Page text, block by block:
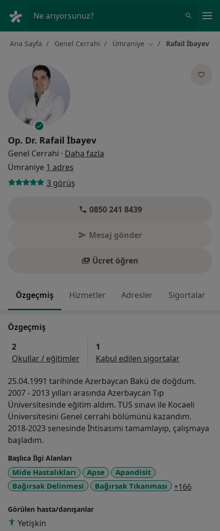
Ne arıyorsunuz?
Ana Sayfa Genel Cerrahi Ümraniye Şehir değiştir
Rafail İbayev
Op. Dr. Rafail İbayev
Genel Cerrahi · Daha fazla
Ümraniye 1 adres
3 görüş
0850 241 8439
Mesaj gönder
Ücret öğren
Özgeçmiş Hizmetler Adresler Sigortalar
Özgeçmiş
2
Okullar / eğitimler
1
Kabul edilen sigortalar
25.04.1991 tarihinde Azerbaycan Bakü de doğdum.
2007 - 2013 yılları arasında Azerbaycan Tıp
Üniversitesinde eğitim aldım. TUS sınavı ile Kocaeli
Üniversitesini Genel cerrahi bölümünü kazandım.
2018-2023 senesinde İhtisasımı tamamlayıp, çalışmaya
başladım.
Başlıca İlgi Alanları
Mide Hastalıkları Apse
Apandisit
Bağırsak Delinmesi
Bağırsak Tıkanması +166
Görülen hasta/danışanlar
Yetişkin